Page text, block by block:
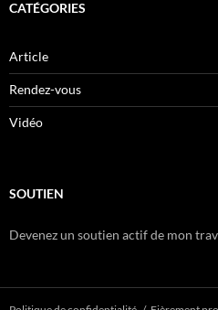
CATÉGORIES
Article
Rendez-vous
Vidéo
SOUTIEN
Devenez un soutien actif de mon